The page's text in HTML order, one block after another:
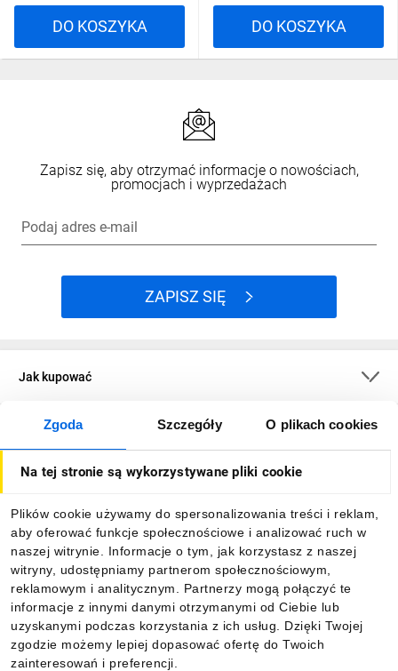
Zgoda Szczegóły O plikach cookies
Na tej stronie są wykorzystywane pliki cookie
Plików cookie używamy do spersonalizowania treści i reklam,
aby oferować funkcje społecznościowe i analizować ruch w
naszej witrynie. Informacje o tym, jak korzystasz z naszej
witryny, udostępniamy partnerom społecznościowym,
reklamowym i analitycznym. Partnerzy mogą połączyć te
informacje z innymi danymi otrzymanymi od Ciebie lub
uzyskanymi podczas korzystania z ich usług. Dzięki Twojej
zgodzie możemy lepiej dopasować ofertę do Twoich
zainteresowań i preferencji.
DO KOSZYKA DO KOSZYKA
Zapisz się, aby otrzymać informacje o nowościach,
promocjach i wyprzedażach
Podaj adres e-mail
ZAPISZ SIĘ
Jak kupować
O firmie
Informacje
Pobierz naszą aplikację mobilną: